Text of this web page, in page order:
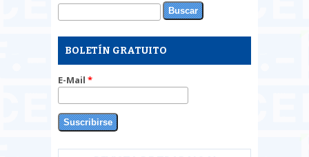
Formulario de búsqueda
Buscar
BOLETÍN GRATUITO
E-Mail *